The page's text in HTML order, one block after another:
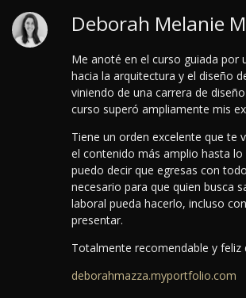
Deborah Melanie
Me anoté en el curso guiada por
hacia la arquitectura y el diseño
viniendo de una carrera de
curso superó ampliamente mis
Tiene un orden excelente que te
el contenido más amplio hasta
puedo decir que egresas con
necesario para que quien busca
laboral pueda hacerlo, incluso
presentar.
Totalmente recomendable y feliz
deborahmazza.myportfolio.com